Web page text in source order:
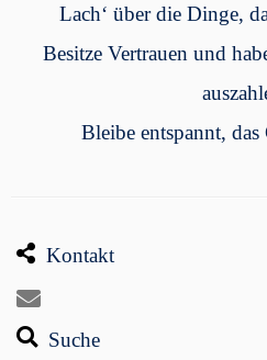
Lach‘ über die Dinge,
Besitze Vertrauen und
Bleibe entspannt,
Kontakt
Suche